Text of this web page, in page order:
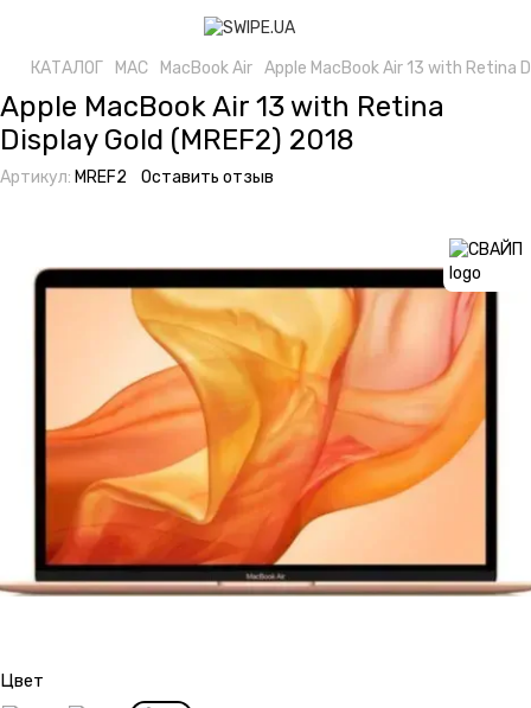
КАТАЛОГ MAC MacBook Air Apple MacBook Air 13 with Retina
Apple MacBook Air 13 with Retina
Display Gold (MREF2) 2018
Артикул: MREF2 Оставить отзыв
Цвет